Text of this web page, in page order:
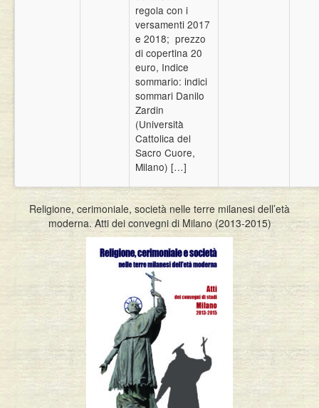
regola con i
versamenti 2017
e 2018; prezzo
di copertina 20
euro, Indice
sommario: indici
sommari Danilo
Zardin
(Università
Cattolica del
Sacro Cuore,
Milano) […]
Religione, cerimoniale, società nelle terre milanesi dell’età
moderna. Atti dei convegni di Milano (2013-2015)